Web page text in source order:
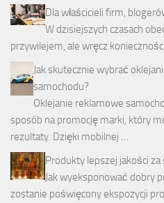
Dla właścicieli firm,
W dzisiejszych czasach
przywilejem, ale wręcz
Jak skutecznie wybrać
samochodu?
Oklejanie reklamowe
sposób na promocję marki, który
rezultaty. Dzięki mobilnej …
Produkty lepszej jakości za
Jak wyeksponować dobry
zostanie poświęcony ekspozycji